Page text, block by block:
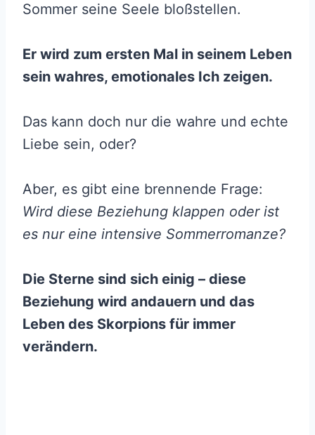
Sommer seine Seele bloßstellen.
Er wird zum ersten Mal in seinem Leben
sein wahres, emotionales Ich zeigen.
Das kann doch nur die wahre und echte
Liebe sein, oder?
Aber, es gibt eine brennende Frage:
Wird diese Beziehung klappen oder ist
es nur eine intensive Sommerromanze?
Die Sterne sind sich einig – diese
Beziehung wird andauern und das
Leben des Skorpions für immer
verändern.